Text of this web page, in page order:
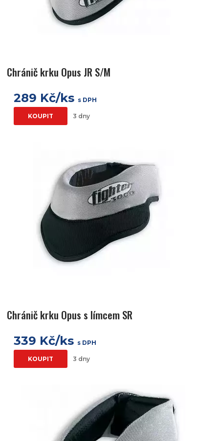
Chránič krku Opus JR S/M
289 Kč/ks s DPH
KOUPIT 3 dny
Chránič krku Opus s límcem SR
339 Kč/ks s DPH
KOUPIT 3 dny